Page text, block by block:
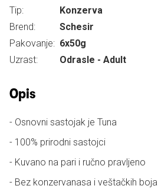
Tip:
Konzerva
Brend:
Schesir
Pakovanje: 6x50g
Uzrast:
Odrasle - Adult
Opis
- Osnovni sastojak je Tuna
- 100% prirodni sastojci
- Kuvano na pari i ručno pravljeno
- Bez konzervanasa i veštačkih boja